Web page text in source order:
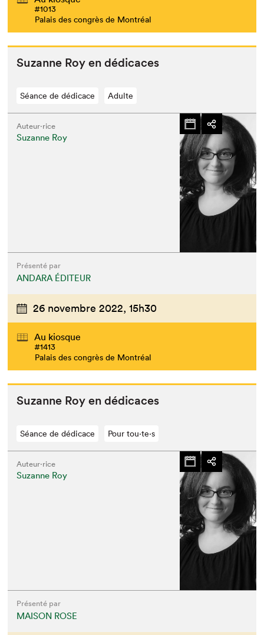
#1013
Palais des congrès de Montréal
Suzanne Roy en dédicaces
Séance de dédicace Adulte
Auteur·rice
Suzanne Roy
Présenté par
ANDARA ÉDITEUR
26 novembre 2022, 15h30
Au kiosque
#1413
Palais des congrès de Montréal
Suzanne Roy en dédicaces
Séance de dédicace Pour tou⋅te⋅s
Auteur·rice
Suzanne Roy
Présenté par
MAISON ROSE